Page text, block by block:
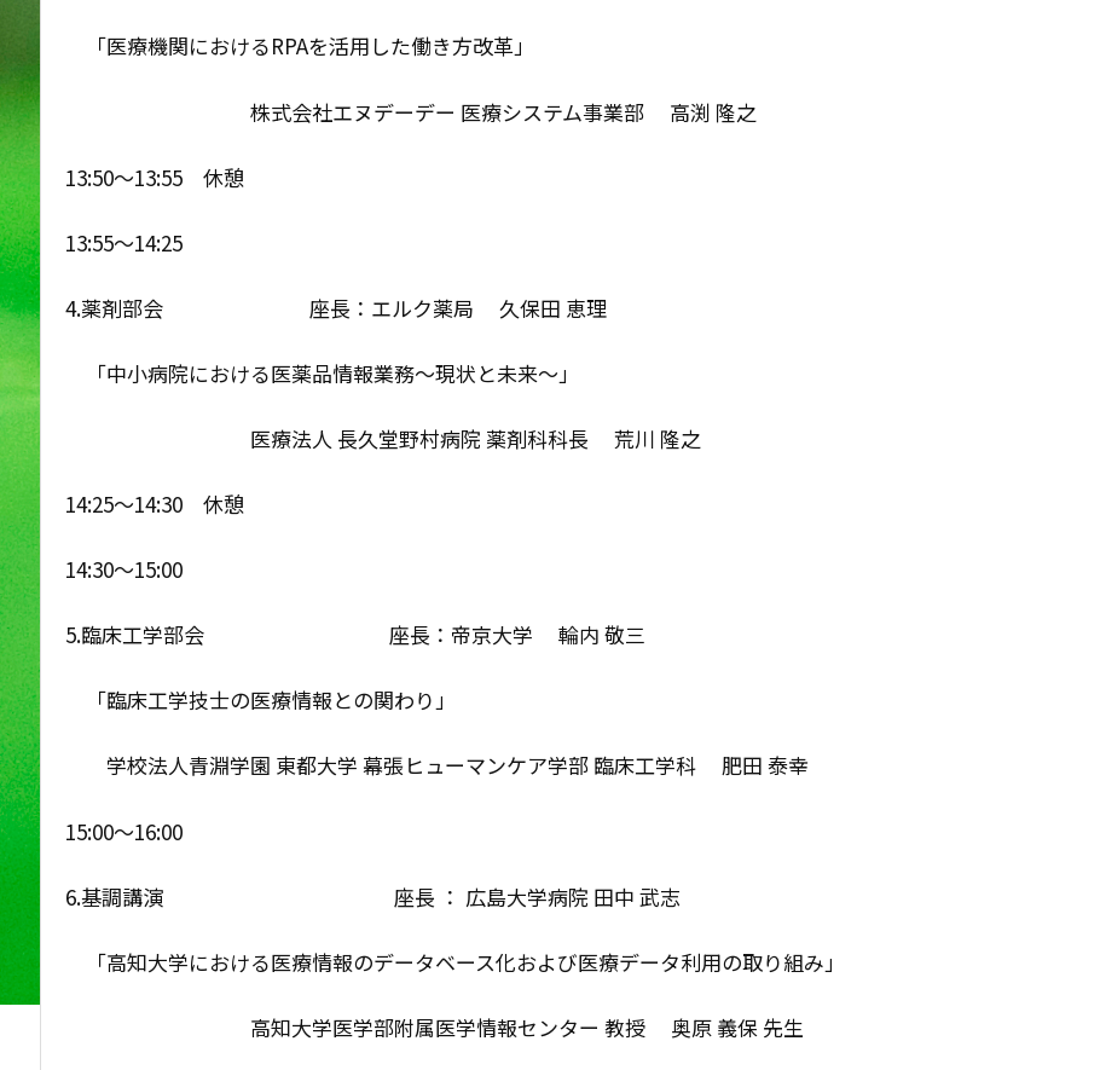
「医療機関におけるRPAを活用した働き方改革」
株式会社エヌデーデー 医療システム事業部 高渕 隆之
13:50〜13:55 休憩
13:55〜14:25
4.薬剤部会 座長：エルク薬局 久保田 恵理
「中小病院における医薬品情報業務〜現状と未来〜」
医療法人 長久堂野村病院 薬剤科科長 荒川 隆之
14:25〜14:30 休憩
14:30〜15:00
5.臨床工学部会 座長：帝京大学 輪内 敬三
「臨床工学技士の医療情報との関わり」
学校法人青淵学園 東都大学 幕張ヒューマンケア学部 臨床工学科 肥田 泰幸
15:00〜16:00
6.基調講演 座長 ： 広島大学病院 田中 武志
「高知大学における医療情報のデータベース化および医療データ利用の取り組み」
高知大学医学部附属医学情報センター 教授 奥原 義保 先生